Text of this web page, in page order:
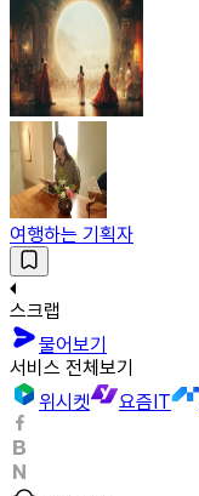
여행하는 기획자
스크랩
물어보기
서비스 전체보기
위시켓
요즘IT